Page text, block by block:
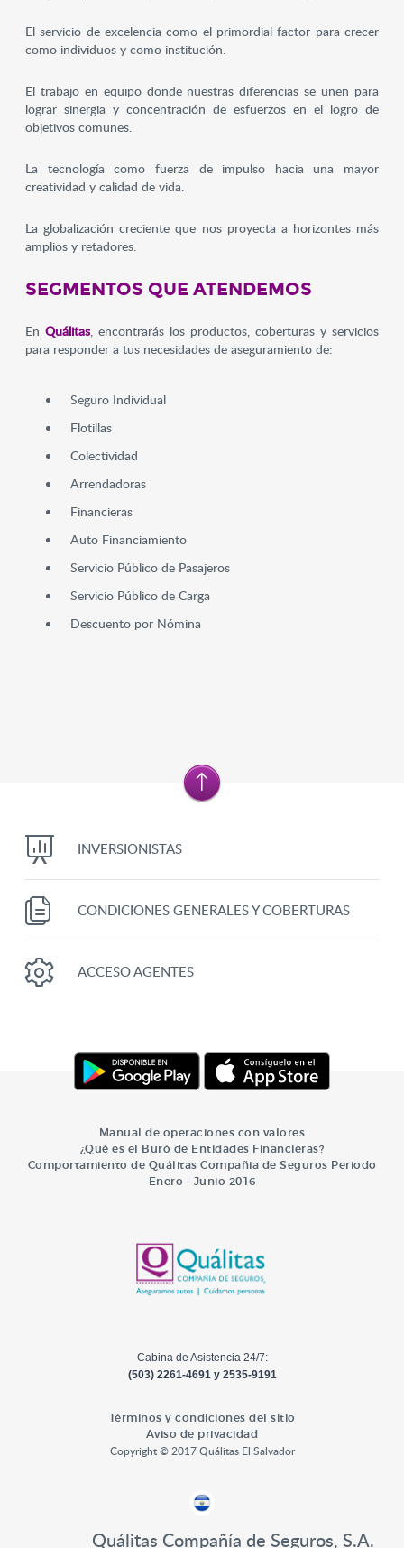
El servicio de excelencia como el primordial factor para crecer
como individuos y como institución.
El trabajo en equipo donde nuestras diferencias se unen para
lograr sinergia y concentración de esfuerzos en el logro de
objetivos comunes.
La tecnología como fuerza de impulso hacia una mayor
creatividad y calidad de vida.
La globalización creciente que nos proyecta a horizontes más
amplios y retadores.
SEGMENTOS QUE ATENDEMOS
En Quálitas, encontrarás los productos, coberturas y servicios
para responder a tus necesidades de aseguramiento de:
Seguro Individual
Flotillas
Colectividad
Arrendadoras
Financieras
Auto Financiamiento
Servicio Público de Pasajeros
Servicio Público de Carga
Descuento por Nómina
INVERSIONISTAS
CONDICIONES GENERALES Y COBERTURAS
ACCESO AGENTES
Manual de operaciones con valores
¿Qué es el Buró de Entidades Financieras?
Comportamiento de Quálitas Compañia de Seguros Periodo
Enero - Junio 2016
Cabina de Asistencia 24/7:
(503) 2261-4691 y 2535-9191
Términos y condiciones del sitio
Aviso de privacidad
Copyright © 2017 Quálitas El Salvador
Quálitas Compañía de Seguros, S.A.